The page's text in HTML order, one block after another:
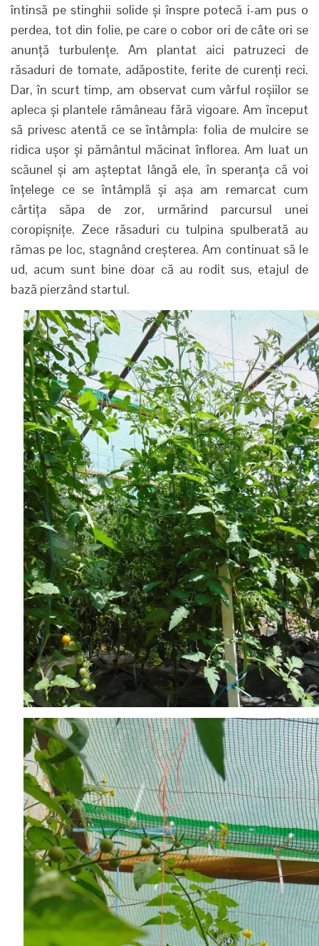
întinsă pe stinghii solide și înspre potecă i-am pus o
perdea, tot din folie, pe care o cobor ori de câte ori se
anunță turbulențe. Am plantat aici patruzeci de
răsaduri de tomate, adăpostite, ferite de curenți reci.
Dar, în scurt timp, am observat cum vârful roșiilor se
apleca și plantele rămâneau fără vigoare. Am început
să privesc atentă ce se întâmpla: folia de mulcire se
ridica ușor și pământul măcinat înflorea. Am luat un
scăunel și am așteptat lângă ele, în speranța că voi
înțelege ce se întâmplă și așa am remarcat cum
cârtița săpa de zor, urmărind parcursul unei
coropișnițe. Zece răsaduri cu tulpina spulberată au
rămas pe loc, stagnând creșterea. Am continuat să le
ud, acum sunt bine doar că au rodit sus, etajul de
bază pierzând startul.